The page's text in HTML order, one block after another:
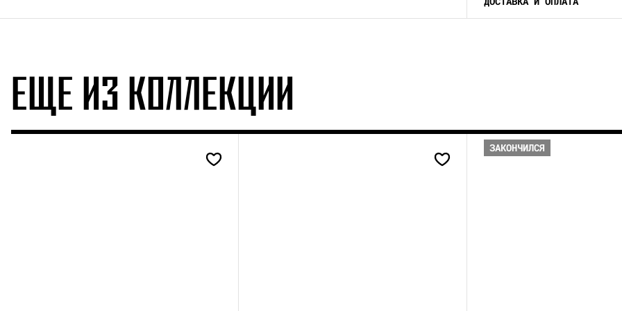
ЕЩЕ ИЗ КОЛЛЕКЦИИ
ЗАКОНЧИЛСЯ